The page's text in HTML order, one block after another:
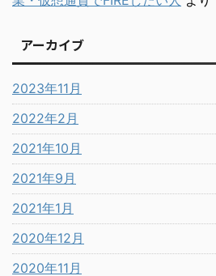
アーカイブ
2023年11月
2022年2月
2021年10月
2021年9月
2021年1月
2020年12月
2020年11月